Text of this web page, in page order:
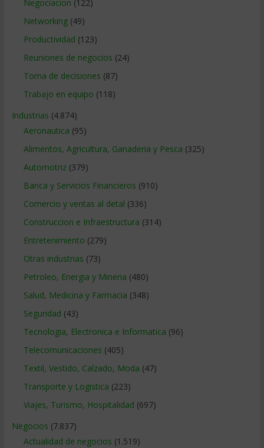
Negociacion (122)
Networking(49)
Productividad (123)
Reuniones de negocios (24)
Toma de decisiones (87)
Trabajo en equipo (118)
Industrias (4.874)
Aeronautica (95)
Alimentos, Agricultura, Ganaderia y Pesca (325)
Automotriz(379)
Banca y Servicios Financieros (910)
Comercio y ventas al detal (336)
Construccion e Infraestructura (314)
Entretenimiento (279)
Otras industrias (73)
Petroleo, Energia y Mineria (480)
Salud, Medicina y Farmacia (348)
Seguridad (43)
Tecnologia, Electronica e Informatica (96)
Telecomunicaciones (405)
Textil, Vestido, Calzado, Moda (47)
Transporte y Logistica (223)
Viajes, Turismo, Hospitalidad (697)
Negocios (7.837)
Actualidad de negocios (1.519)